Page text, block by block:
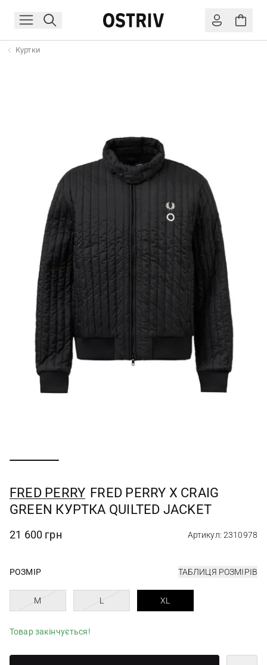
Куртки
FRED PERRY FRED PERRY X CRAIG
GREEN КУРТКА QUILTED JACKET
21 600 грн Артикул: 2310978
РОЗМІР ТАБЛИЦЯ РОЗМІРІВ
M L XL
Товар закінчується!